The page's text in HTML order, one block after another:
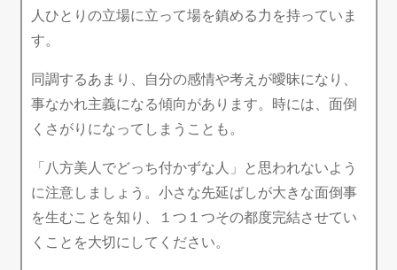
人ひとりの立場に立って場を鎮める力を持っていま
す。
同調するあまり、自分の感情や考えが曖昧になり、
事なかれ主義になる傾向があります。時には、面倒
くさがりになってしまうことも。
「八方美人でどっち付かずな人」と思われないよう
に注意しましょう。小さな先延ばしが大きな面倒事
を生むことを知り、１つ１つその都度完結させてい
くことを大切にしてください。